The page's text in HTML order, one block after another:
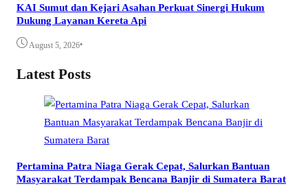
KAI Sumut dan Kejari Asahan Perkuat Sinergi Hukum
Dukung Layanan Kereta Api
August 5, 2026•
Latest Posts
Pertamina Patra Niaga Gerak Cepat, Salurkan Bantuan
Masyarakat Terdampak Bencana Banjir di Sumatera Barat